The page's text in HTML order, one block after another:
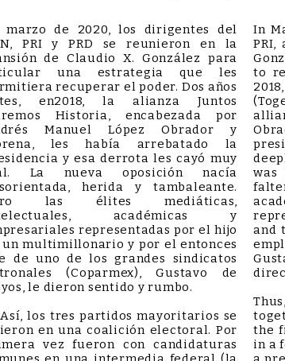
marzo de 2020, los dirigentes del
PRI y PRD se reunieron en la
de Claudio X. González para
una estrategia que les
recuperar el poder. Dos años
en2018, la alianza Juntos
Historia, encabezada por
Manuel López Obrador y
les había arrebatado la
y esa derrota les cayó muy
La nueva oposición nacía
herida y tambaleante.
las élites mediáticas,
académicas y
representadas por el hijo
un multimillonario y por el entonces
de uno de los grandes sindicatos
(Coparmex), Gustavo de
le dieron sentido y rumbo.
los tres partidos mayoritarios se
en una coalición electoral. Por
vez fueron con candidaturas
In
PRI,
to
was
and
the
in a